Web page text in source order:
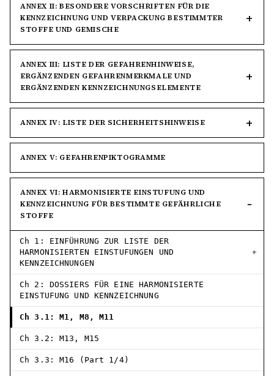
ANNEX II: BESONDERE VORSCHRIFTEN FÜR DIE
KENNZEICHNUNG UND VERPACKUNG BESTIMMTER
STOFFE UND GEMISCHE
ANNEX III: LISTE DER GEFAHRENHINWEISE,
ERGÄNZENDEN GEFAHRENMERKMALE UND
ERGÄNZENDEN KENNZEICHNUNGSELEMENTE
ANNEX IV: LISTE DER SICHERHEITSHINWEISE
ANNEX V: GEFAHRENPIKTOGRAMME
ANNEX VI: HARMONISIERTE EINSTUFUNG UND
KENNZEICHNUNG FÜR BESTIMMTE GEFÄHRLICHE
STOFFE
Ch 1: EINFÜHRUNG ZUR LISTE DER
HARMONISIERTEN EINSTUFUNGEN UND
KENNZEICHNUNGEN
Ch 2: DOSSIERS FÜR EINE HARMONISIERTE
EINSTUFUNG UND KENNZEICHNUNG
Ch 3.1: M1, M8, M11
Ch 3.2: M13, M15
Ch 3.3: M16 (Part 1/4)